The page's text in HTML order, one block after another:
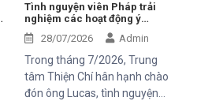
Tình nguyện viên Pháp trải
nghiệm các hoạt động ý
nghĩa tại Trung tâm Thiện Chí
28/07/2026 Admin
Trong tháng 7/2026, Trung
tâm Thiện Chí hân hạnh chào
đón ông Lucas, tình nguyện